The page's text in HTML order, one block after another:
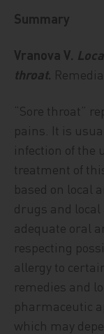
Summary
Vranova V.
throat.
“Sore throat”
pains. It is
infection of the
treatment of
based on local
drugs and local
adequate oral
respecting
allergy to
remedies and
pharmaceutic
which may